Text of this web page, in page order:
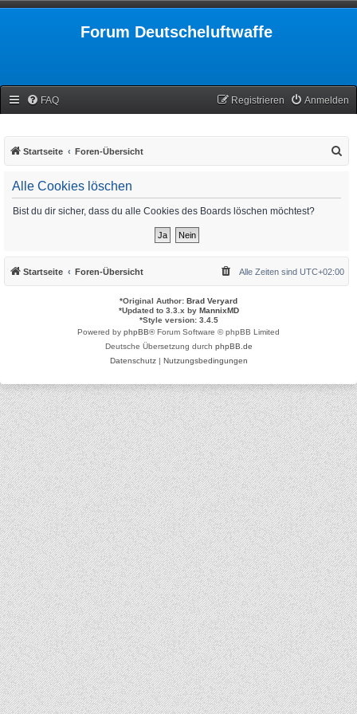
Forum Deutscheluftwaffe
FAQ Anmelden
Registrieren
Startseite Foren-Übersicht
Alle Cookies löschen
Bist du dir sicher, dass du alle Cookies des Boards löschen möchtest?
Startseite Foren-Übersicht Alle Zeiten sind UTC+02:00
*Original Author: Brad Veryard
*Updated to 3.3.x by MannixMD
*Style version: 3.4.5
Powered by phpBB® Forum Software © phpBB Limited
Deutsche Übersetzung durch phpBB.de
Datenschutz| Nutzungsbedingungen